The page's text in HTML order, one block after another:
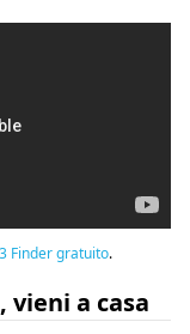
Finder gratuito.
vieni a casa